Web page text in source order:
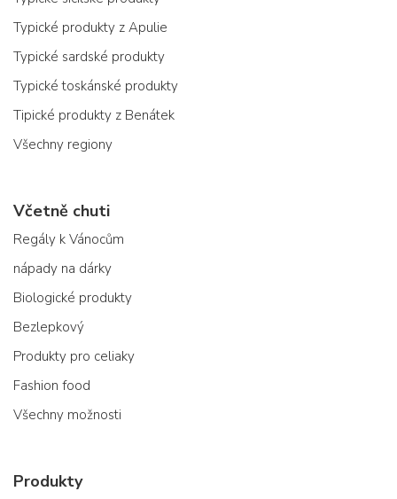
Typické produkty z Apulie
Typické sardské produkty
Typické toskánské produkty
Tipické produkty z Benátek
Všechny regiony
Včetně chuti
Regály k Vánocům
nápady na dárky
Biologické produkty
Bezlepkový
Produkty pro celiaky
Fashion food
Všechny možnosti
Produkty